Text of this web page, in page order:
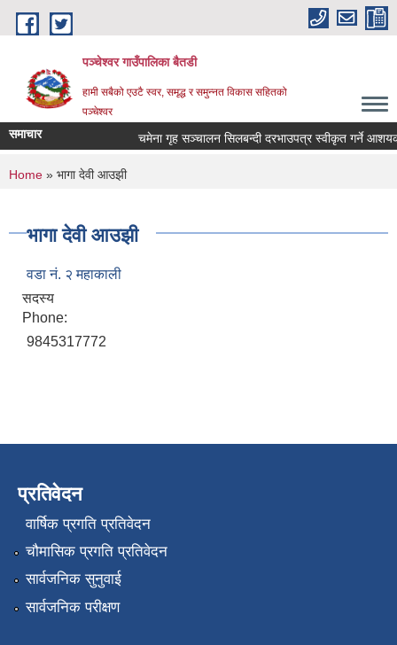
Skip to main content
पञ्चेश्वर गाउँपालिका बैतडी
हामी सबैको एउटै स्वर, समृद्ध र समुन्नत विकास सहितको
पञ्चेश्वर
समाचार चमेना गृह सञ्‍चालन सिलबन्दी दरभाउपत्र स्वीकृत गर्ने
You are here
Home » भागा देवी आउझी
भागा देवी आउझी
वडा नं. २ महाकाली
सदस्य
Phone:
9845317772
प्रतिवेदन
वार्षिक प्रगति प्रतिवेदन
चौमासिक प्रगति प्रतिवेदन
सार्वजनिक सुनुवाई
सार्वजनिक परीक्षण